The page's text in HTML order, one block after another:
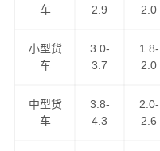
万信物流作为资阳到葫芦
诚”为服务理念，把坚持
零担货物资源整合发车
江区,安岳县,乐至县；
车
2.9
2.0
小型货
车
3.0-
3.7
1.8-
2.0
中型货
车
3.8-
4.3
2.0-
2.6